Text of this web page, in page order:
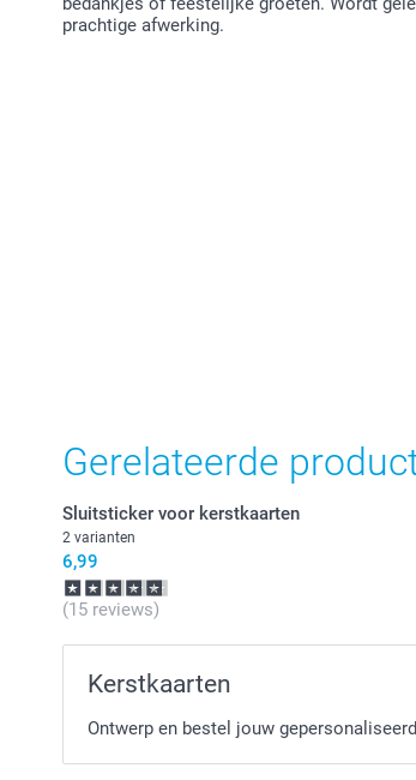
prachtige afwerking.
Gerelateerde
Sluitsticker voor kerstkaarten
2 varianten
6,99
(15 reviews)
Kerstkaarten
Ontwerp en bestel jouw